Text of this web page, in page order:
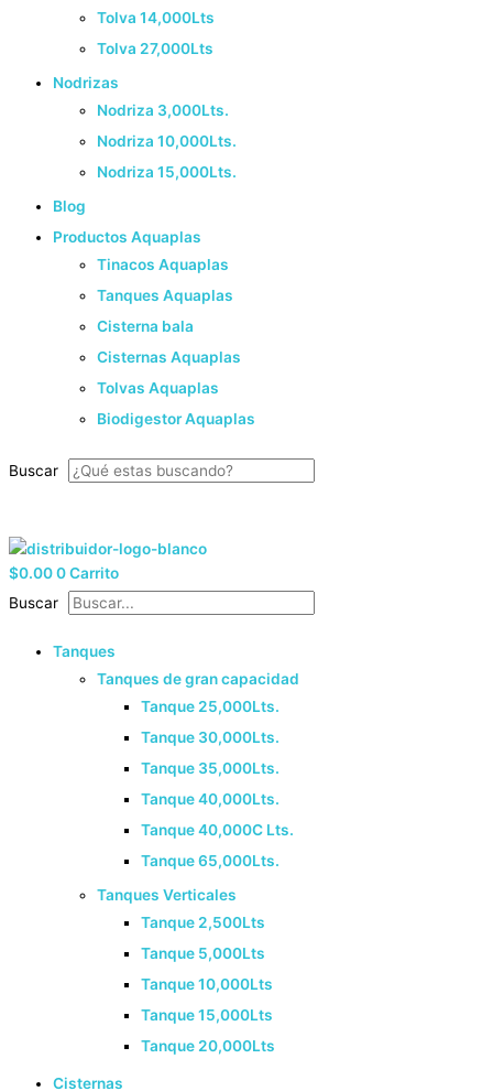
Tolva 14,000Lts
Tolva 27,000Lts
Nodrizas
Nodriza 3,000Lts.
Nodriza 10,000Lts.
Nodriza 15,000Lts.
Blog
Productos Aquaplas
Tinacos Aquaplas
Tanques Aquaplas
Cisterna bala
Cisternas Aquaplas
Tolvas Aquaplas
Biodigestor Aquaplas
Buscar
$0.000Carrito
Buscar
Tanques
Tanques de gran capacidad
Tanque 25,000Lts.
Tanque 30,000Lts.
Tanque 35,000Lts.
Tanque 40,000Lts.
Tanque 40,000C Lts.
Tanque 65,000Lts.
Tanques Verticales
Tanque 2,500Lts
Tanque 5,000Lts
Tanque 10,000Lts
Tanque 15,000Lts
Tanque 20,000Lts
Cisternas